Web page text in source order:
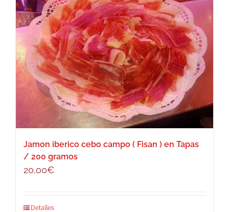
Jamon iberico cebo campo ( Fisan ) en Tapas
/ 200 gramos
20,00€
Detalles